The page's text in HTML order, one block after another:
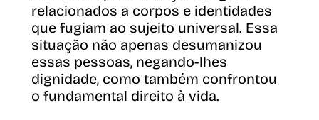
relacionados a corpos e identidades
que fugiam ao sujeito universal. Essa
situação não apenas desumanizou
essas pessoas, negando-lhes
dignidade, como também confrontou
o fundamental direito à vida.